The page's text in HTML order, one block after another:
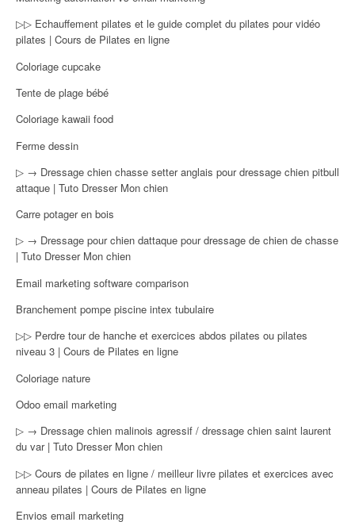
▷▷ Echauffement pilates et le guide complet du pilates pour vidéo
pilates | Cours de Pilates en ligne
Coloriage cupcake
Tente de plage bébé
Coloriage kawaii food
Ferme dessin
▷ → Dressage chien chasse setter anglais pour dressage chien pitbull
attaque | Tuto Dresser Mon chien
Carre potager en bois
▷ → Dressage pour chien dattaque pour dressage de chien de chasse
| Tuto Dresser Mon chien
Email marketing software comparison
Branchement pompe piscine intex tubulaire
▷▷ Perdre tour de hanche et exercices abdos pilates ou pilates
niveau 3 | Cours de Pilates en ligne
Coloriage nature
Odoo email marketing
▷ → Dressage chien malinois agressif / dressage chien saint laurent
du var | Tuto Dresser Mon chien
▷▷ Cours de pilates en ligne / meilleur livre pilates et exercices avec
anneau pilates | Cours de Pilates en ligne
Envios email marketing